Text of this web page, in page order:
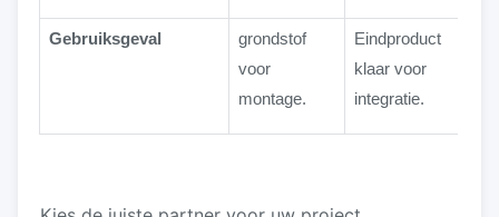
Gebruiksgeval
grondstof
voor
montage.
Eindproduct
klaar voor
integratie.